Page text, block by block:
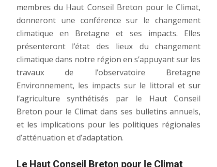
membres du Haut Conseil Breton pour le Climat,
donneront une conférence sur le changement
climatique en Bretagne et ses impacts. Elles
présenteront l’état des lieux du changement
climatique dans notre région en s’appuyant sur les
travaux de l’observatoire Bretagne
Environnement, les impacts sur le littoral et sur
l’agriculture synthétisés par le Haut Conseil
Breton pour le Climat dans ses bulletins annuels,
et les implications pour les politiques régionales
d’atténuation et d’adaptation.
Le Haut Conseil Breton pour le Climat